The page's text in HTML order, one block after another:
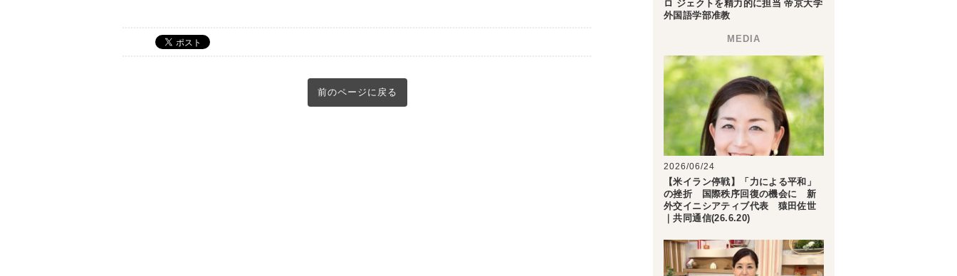
前のページに戻る
ロ ジェクトを精力的に担当 帝京大学
外国語学部准教
2026/06/24
【米イラン停戦】「力による平和」
の挫折 国際秩序回復の機会に 新
外交イニシアティブ代表 猿田佐世
｜共同通信(26.6.20)